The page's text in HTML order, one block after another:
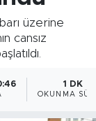
üzerine
cansız
1 DK
OKUNMA